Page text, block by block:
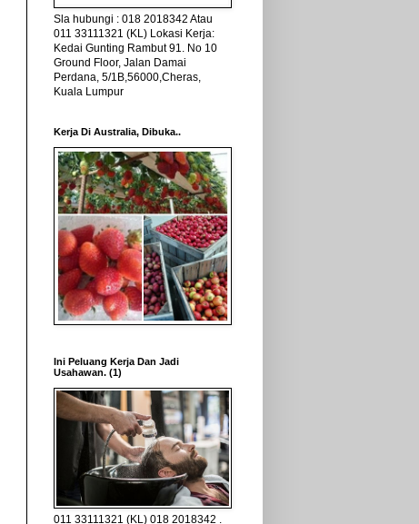
Sla hubungi : 018 2018342 Atau
011 33111321 (KL) Lokasi Kerja:
Kedai Gunting Rambut 91. No 10
Ground Floor, Jalan Damai
Perdana, 5/1B,56000,Cheras,
Kuala Lumpur
Kerja Di Australia, Dibuka..
Ini Peluang Kerja Dan Jadi
Usahawan. (1)
011 33111321 (KL) 018 2018342 .